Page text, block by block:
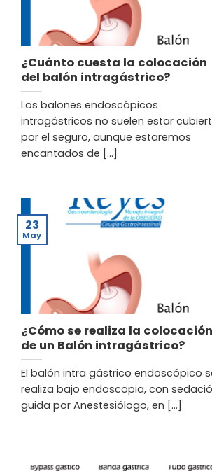
¿Cuánto cuesta la colocación
del balón intragástrico?
Los balones endoscópicos
intragástricos no suelen estar
por el seguro, aunque estaremos
encantados de [...]
¿Cómo se realiza la colocación
de un Balón intragástrico?
El balón intra gástrico endoscópico
realiza bajo endoscopia, con
guida por Anestesiólogo, en [...]
23
May